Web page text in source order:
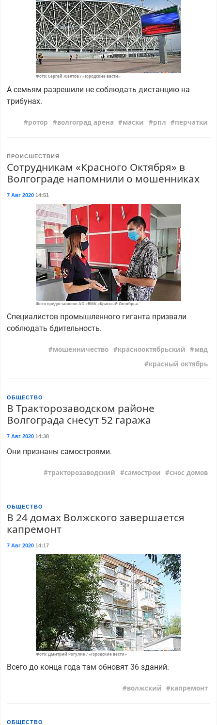
Фото: Сергей Желтов / «Городские вести»
А семьям разрешили не соблюдать дистанцию на
трибунах.
ротор волгоград арена маски рпл перчатки
ПРОИСШЕСТВИЯ
Сотрудникам «Красного Октября» в
Волгограде напомнили о мошенниках
7 Авг 202014:51
Фото предоставлено АО «ВМК «Красный Октябрь»
Специалистов промышленного гиганта призвали
соблюдать бдительность.
мошенничество краснооктябрьский
мвд
красный октябрь
ОБЩЕСТВО
В Тракторозаводском районе
Волгограда снесут 52 гаража
7 Авг 202014:38
Они признаны самостроями.
тракторозаводский самострои снос домов
ОБЩЕСТВО
В 24 домах Волжского завершается
капремонт
7 Авг 202014:17
Фото: Дмитрий Рогулин / «Городские вести»
Всего до конца года там обновят 36 зданий.
волжский капремонт
ОБЩЕСТВО